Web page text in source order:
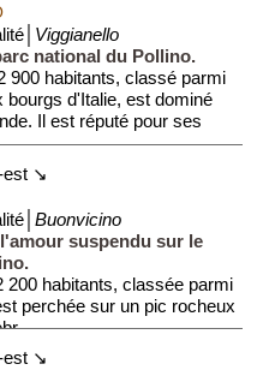
Viggianello
national du Pollino.
900 habitants, classé parmi
bourgs d'Italie, est dominé
Il est réputé pour ses
est ↘
Buonvicino
suspendu sur le
200 habitants, classée parmi
perchée sur un pic rocheux
est ↘